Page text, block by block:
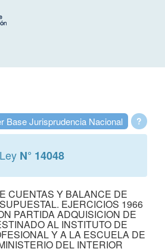
?
Base Jurisprudencia Nacional
Ley N° 14048
CUENTAS Y BALANCE DE
EJERCICIOS 1966
PARTIDA ADQUISICION DE
AL INSTITUTO DE
Y A LA ESCUELA DE
DEL INTERIOR